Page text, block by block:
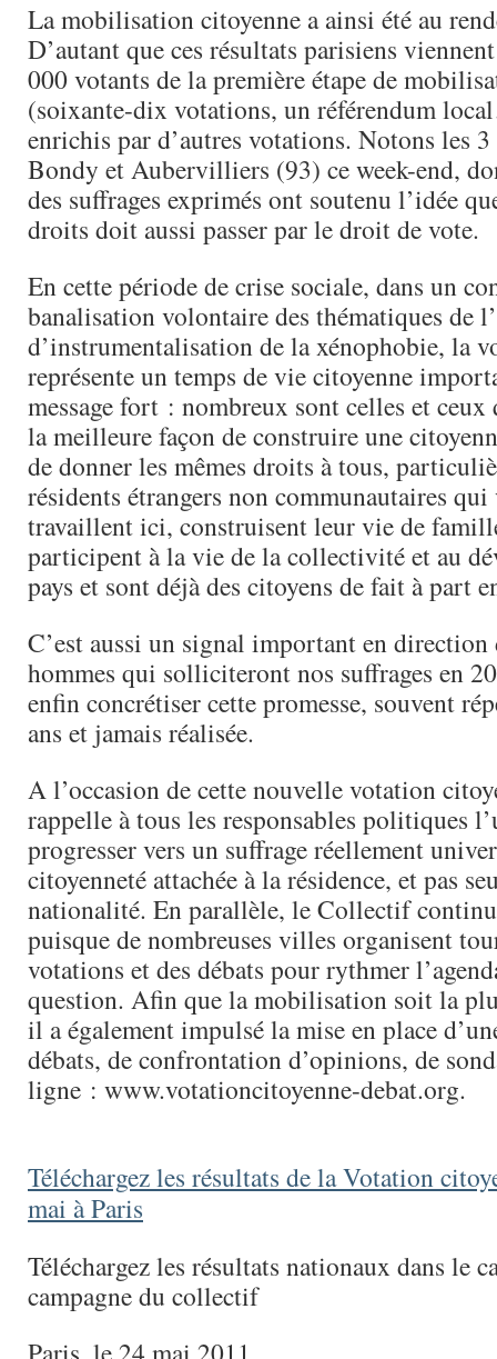
La mobilisation citoyenne a ainsi été au
D’autant que ces résultats parisiens
000 votants de la première étape de
(soixante-dix votations, un référendum
enrichis par d’autres votations. Notons les
Bondy et Aubervilliers (93) ce week-end,
des suffrages exprimés ont soutenu l’idée
droits doit aussi passer par le droit de vote.
En cette période de crise sociale, dans un
banalisation volontaire des thématiques de
d’instrumentalisation de la xénophobie, la
représente un temps de vie citoyenne
message fort : nombreux sont celles et ceux
la meilleure façon de construire une
de donner les mêmes droits à tous,
résidents étrangers non communautaires
travaillent ici, construisent leur vie de
participent à la vie de la collectivité et au
pays et sont déjà des citoyens de fait à part
C’est aussi un signal important en direction
hommes qui solliciteront nos suffrages en
enfin concrétiser cette promesse, souvent
ans et jamais réalisée.
A l’occasion de cette nouvelle votation
rappelle à tous les responsables politiques
progresser vers un suffrage réellement
citoyenneté attachée à la résidence, et pas
nationalité. En parallèle, le Collectif
puisque de nombreuses villes organisent
votations et des débats pour rythmer
question. Afin que la mobilisation soit la
il a également impulsé la mise en place
débats, de confrontation d’opinions, de
ligne : www.votationcitoyenne-debat.org.
Téléchargez les résultats de la Votation
mai à Paris
Téléchargez les résultats nationaux dans le
campagne du collectif